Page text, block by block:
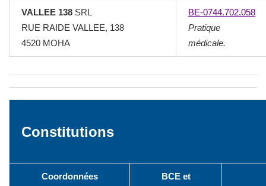
VALLEE 138 SRL
RUE RAIDE VALLEE, 138
4520 MOHA
BE-0744.702.058
Pratique
médicale.
Constitutions
Coordonnées
BCE et